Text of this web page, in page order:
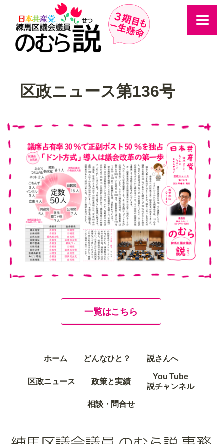
区政ニュース第136号
一覧はこちら
ホーム どんなひと？ 説さんへ
区政ニュース 政策と実績
You Tube
説チャンネル
相談・問合せ